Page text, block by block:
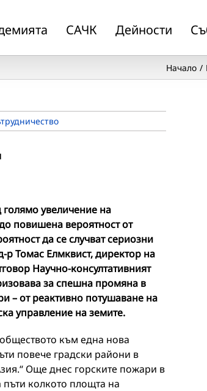
САЧК Дейности
Начало
увеличение на
повишена вероятност от
да се случватсериозни
р Томас Елмквист, директор на
Научно-консултативният
за спешна промяна в
– от реактивно потушаване на
управление на земите.
към една нова
повече градски райони в
Още днес горските пожари в
колкото площта на